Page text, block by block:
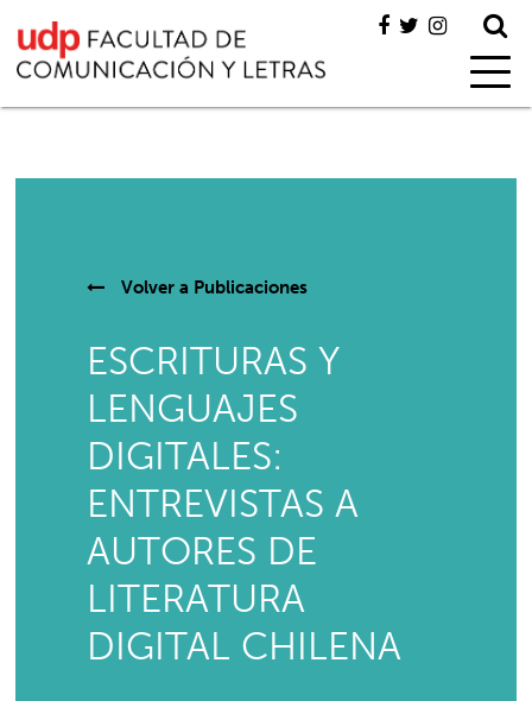
Volver a Publicaciones
ESCRITURAS Y
LENGUAJES
DIGITALES:
ENTREVISTAS A
AUTORES DE
LITERATURA
DIGITAL CHILENA